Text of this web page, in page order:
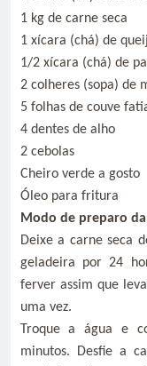
1 kg de carne seca
1 xícara (chá) de
1/2 xícara (chá) de
2 colheres (sopa) de
5 folhas de couve
4 dentes de alho
2 cebolas
Cheiro verde a gosto
Óleo para fritura
Modo de preparo da
Deixe a carne seca
geladeira por 24
ferver assim que
uma vez.
Troque a água e
minutos. Desfie a